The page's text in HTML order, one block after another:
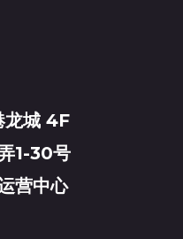
龙城 4F
1-30号
营中心